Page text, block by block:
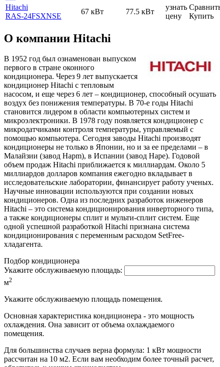
Hitachi
RAS-24FSXNSE
67 кВт 77.5 кВт
узнать
цену
Купить
О компании Hitachi
В 1952 год был ознаменован выпуском
первого в стране оконного
кондиционера. Через 9 лет выпускается
кондиционер Hitachi с тепловым
насосом, и еще через 6 лет – кондиционер, способный осушать
воздух без понижения температуры. В 70-е годы Hitachi
становится лидером в области компьютерных систем и
микроэлектроники. В 1978 году появляется кондиционер с
микродатчиками контроля температуры, управляемый с
помощью компьютера. Сегодня заводы Hitachi производят
кондиционеры не только в Японии, но и за ее пределами – в
Малайзии (завод Hapm), в Испании (завод Hape). Годовой
объем продаж Hitachi приближается к миллиардам. Около 5
миллиардов долларов компания ежегодно вкладывает в
исследовательские лаборатории, финансирует работу ученых.
Научные инновации используются при создании новых
кондиционеров. Одна из последних разработок инженеров
Hitachi – это система кондиционирования инверторного типа,
а также кондиционеры сплит и мульти-сплит систем. Еще
одной успешной разработкой Hitachi признана система
кондиционирования с переменным расходом SetFree-
хладагента.
Подбор кондиционера
Укажите обслуживаемую площадь:
м2
Укажите обслуживаемую площадь помещения.
Основная характеристика кондиционера - это мощность
охлаждения. Она зависит от объема охлаждаемого
помещения.
Для большинства случаев верна формула: 1 кВт мощности
рассчитан на 10 м2. Если вам необходим более точный расчет,